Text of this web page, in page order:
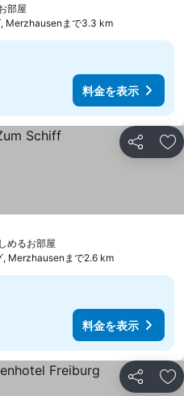
部屋
, Merzhausenまで3.3 km
料金を表示
シェア お
めるお部屋
, Merzhausenまで2.6 km
料金を表示
シェア お